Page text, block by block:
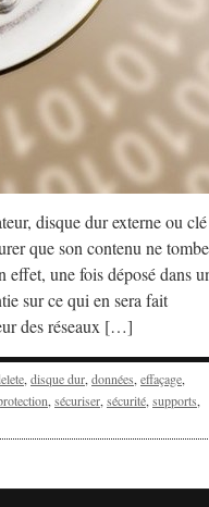
disque dur externe ou clé
que son contenu ne
effet, une fois déposé dans
sur ce qui en sera fait
des réseaux […]
, disque dur, données, effaçage,
, sécuriser, sécurité, supports,